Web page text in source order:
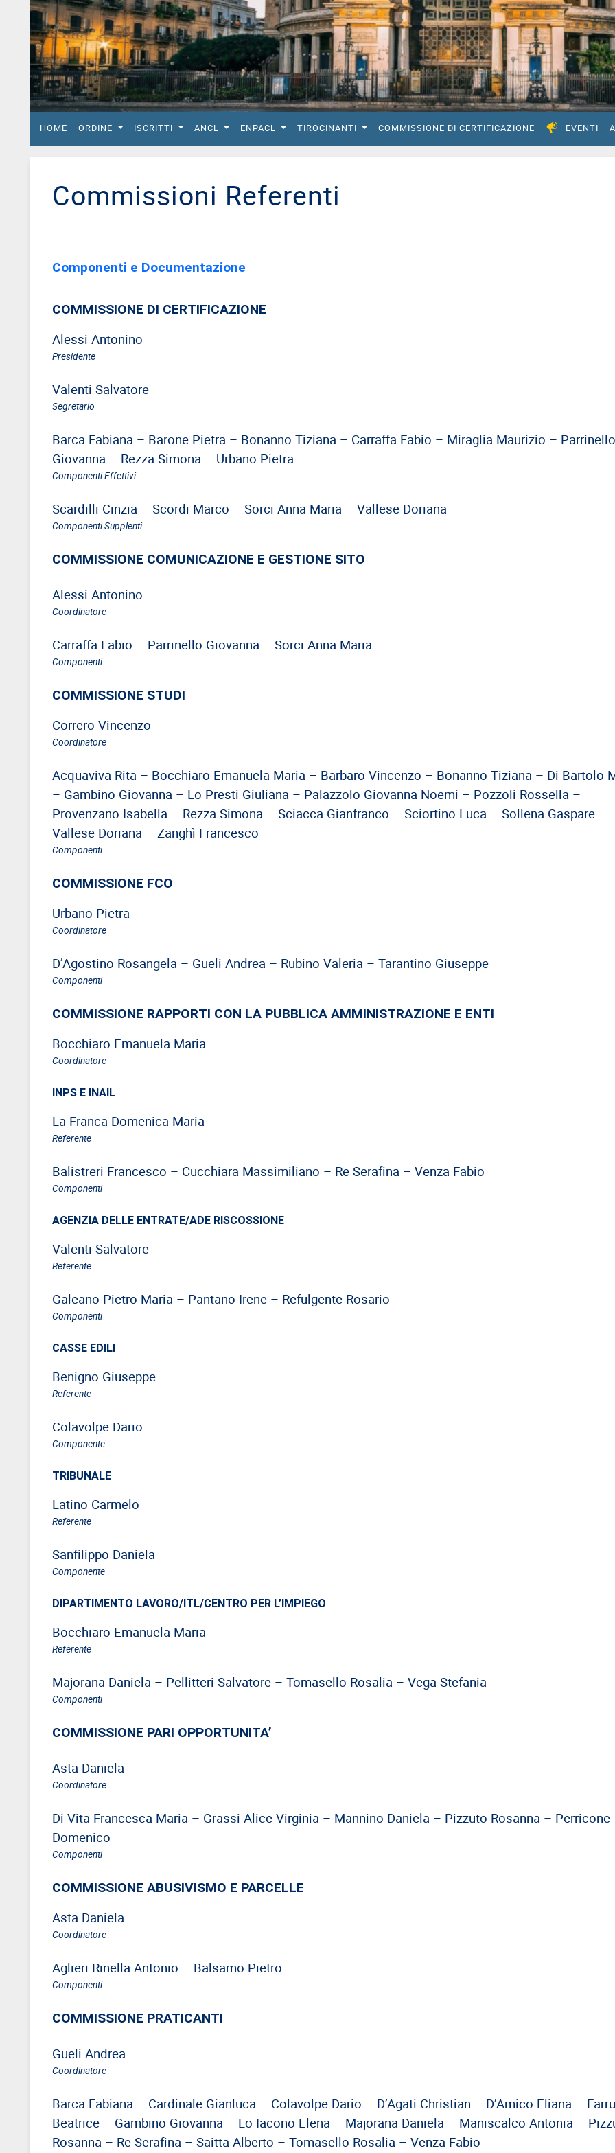
HOME ORDINE ISCRITTI ANCL ENPACL TIROCINANTI COMMISSIONE DI CERTIFICAZIONE EVENTI
del
Lavoro
Ricerca
Iscritti
Modulistica
Norme
e
Regolamenti
Direttivo
Previdenza
A.S.G.C.D.L.
Direttivo
A.S.G.C.D.L.
ASGCDL
TIROCINANTI
Tirocinanti
Banca
Tirocinanti
Modulistica
Normativa
COMMISSIONE
CERTIFICAZIONE
RISERVATA
Commissioni Referenti
Componenti e Documentazione
COMMISSIONE DI CERTIFICAZIONE
Alessi Antonino
Presidente
Valenti Salvatore
Segretario
Barca Fabiana – Barone Pietra – Bonanno Tiziana – Carraffa Fabio – Miraglia Maurizio – Parrinello
Giovanna – Rezza Simona – Urbano Pietra
Componenti Effettivi
Scardilli Cinzia – Scordi Marco – Sorci Anna Maria – Vallese Doriana
Componenti Supplenti
COMMISSIONE COMUNICAZIONE E GESTIONE SITO
Alessi Antonino
Coordinatore
Carraffa Fabio – Parrinello Giovanna – Sorci Anna Maria
Componenti
COMMISSIONE STUDI
Correro Vincenzo
Coordinatore
Acquaviva Rita – Bocchiaro Emanuela Maria – Barbaro Vincenzo – Bonanno Tiziana – Di Bartolo
– Gambino Giovanna – Lo Presti Giuliana – Palazzolo Giovanna Noemi – Pozzoli Rossella –
Provenzano Isabella – Rezza Simona – Sciacca Gianfranco – Sciortino Luca – Sollena Gaspare –
Vallese Doriana – Zanghì Francesco
Componenti
COMMISSIONE FCO
Urbano Pietra
Coordinatore
D’Agostino Rosangela – Gueli Andrea – Rubino Valeria – Tarantino Giuseppe
Componenti
COMMISSIONE RAPPORTI CON LA PUBBLICA AMMINISTRAZIONE E ENTI
Bocchiaro Emanuela Maria
Coordinatore
INPS E INAIL
La Franca Domenica Maria
Referente
Balistreri Francesco – Cucchiara Massimiliano – Re Serafina – Venza Fabio
Componenti
AGENZIA DELLE ENTRATE/ADE RISCOSSIONE
Valenti Salvatore
Referente
Galeano Pietro Maria – Pantano Irene – Refulgente Rosario
Componenti
CASSE EDILI
Benigno Giuseppe
Referente
Colavolpe Dario
Componente
TRIBUNALE
Latino Carmelo
Referente
Sanfilippo Daniela
Componente
DIPARTIMENTO LAVORO/ITL/CENTRO PER L’IMPIEGO
Bocchiaro Emanuela Maria
Referente
Majorana Daniela – Pellitteri Salvatore – Tomasello Rosalia – Vega Stefania
Componenti
COMMISSIONE PARI OPPORTUNITA’
Asta Daniela
Coordinatore
Di Vita Francesca Maria – Grassi Alice Virginia – Mannino Daniela – Pizzuto Rosanna – Perricone
Domenico
Componenti
COMMISSIONE ABUSIVISMO E PARCELLE
Asta Daniela
Coordinatore
Aglieri Rinella Antonio – Balsamo Pietro
Componenti
COMMISSIONE PRATICANTI
Gueli Andrea
Coordinatore
Barca Fabiana – Cardinale Gianluca – Colavolpe Dario – D’Agati Christian – D’Amico Eliana –
Beatrice – Gambino Giovanna – Lo Iacono Elena – Majorana Daniela – Maniscalco Antonia –
Rosanna – Re Serafina – Saitta Alberto – Tomasello Rosalia – Venza Fabio